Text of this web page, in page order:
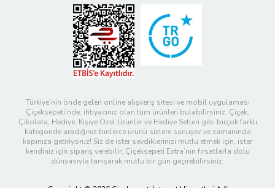
Türkiye’nin önde gelen online alışveriş sitesi ve mobil uygulaması
Çiçeksepeti’nde, ihtiyacınız olan tüm ürünleri bulabilirsiniz. Çiçek,
Çikolata, Hediye, Kişiye Özel Ürünler ve Hediye Setleri gibi birçok farklı
kategoride aradığınız binlerce ürünü sizlere sunuyor ve zamanında
kapınıza getiriyoruz! Siz de ister sevdiklerinizi mutlu etmek için, ister
kendiniz için sipariş verebilir; Çiçeksepeti Extra’nın fırsatlarla dolu
dünyasıyla tanışarak mutlu bir gün geçirebilirsiniz.